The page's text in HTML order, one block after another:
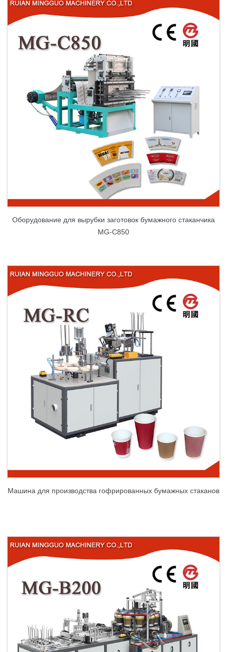
Оборудование для вырубки заготовок бумажного стаканчика
MG-C850
Машина для производства гофрированных бумажных стаканов